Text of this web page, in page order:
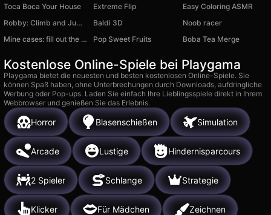
Toca Boca Your House
Extreme Flip
Easy Coloring ASMR
Robby: Climb and Jump Tower
Baldi 3D
Noob racer
Mine cases: fill out the Skyblock!
Pop Sweet Fruits Boba Tea Merge
Kostenlose Online-Spiele bei Playgama
Playgama bietet die neuesten und besten kostenlosen Online-Spiele. Sie
können Spaß haben, ohne Unterbrechungen durch Downloads, aufdringliche
Werbung oder Pop-ups. Laden Sie einfach Ihre Lieblingsspiele direkt in Ihrem
Webbrowser und genießen Sie das Erlebnis.
Horror Blasenschießen Simulation
Arcade Lustige Hindernisparcours
2 Spieler Schlange Strategie
Klicker Für Mädchen Zeichnen